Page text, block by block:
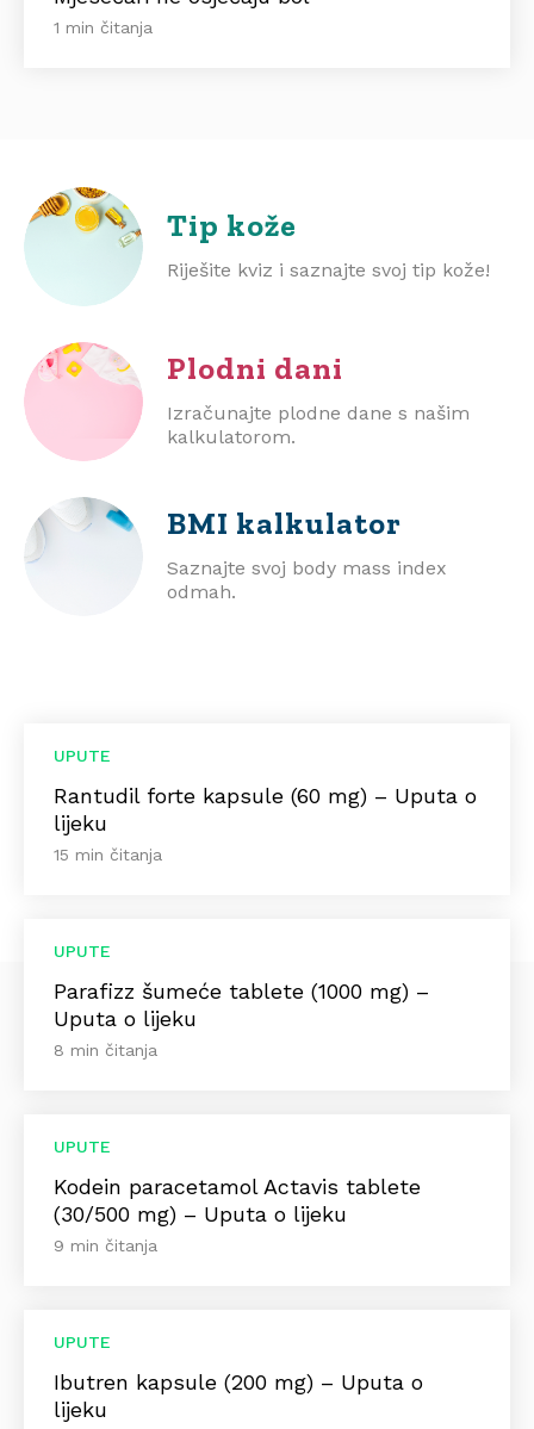
1 min čitanja
Tip kože
Riješite kviz i saznajte svoj tip kože!
Plodni dani
Izračunajte plodne dane s našim
kalkulatorom.
BMI kalkulator
Saznajte svoj body mass index
odmah.
UPUTE
Rantudil forte kapsule (60 mg) – Uputa o
lijeku
15 min čitanja
UPUTE
Parafizz šumeće tablete (1000 mg) –
Uputa o lijeku
8 min čitanja
UPUTE
Kodein paracetamol Actavis tablete
(30/500 mg) – Uputa o lijeku
9 min čitanja
UPUTE
Ibutren kapsule (200 mg) – Uputa o
lijeku